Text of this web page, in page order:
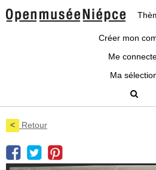
Créer mon
Me
Ma
< Retour